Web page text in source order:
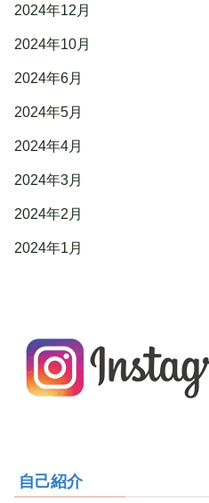
2024年12月
2024年10月
2024年6月
2024年5月
2024年4月
2024年3月
2024年2月
2024年1月
自己紹介